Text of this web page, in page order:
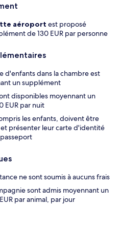
aéroport est proposé
de 130 EUR par personne
d'enfants dans la chambre est
un supplément
disponibles moyennant un
EUR par nuit
les enfants, doivent être
présenter leur carte d'identité
ne sont soumis à aucuns frais
sont admis moyennant un
par animal, par jour